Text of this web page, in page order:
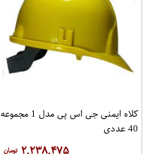
کلاه ایمنی جی اس پی مدل 1 مجموعه
40 عددی
۲,۲۳۸,۴۷۵